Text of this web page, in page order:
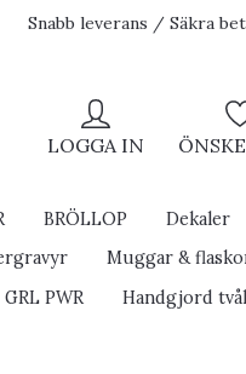
Snabb leverans / Säkra
LOGGA IN
BRÖLLOP Dekaler
Muggar &
GRL PWR Handgjord tvål